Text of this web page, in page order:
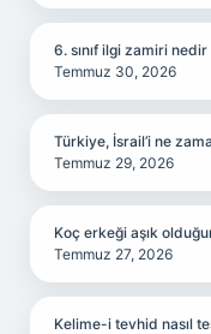
6. sınıf ilgi zamiri nedir
Temmuz 30, 2026
Türkiye, İsrail’i ne
Temmuz 29, 2026
Koç erkeği aşık
Temmuz 27, 2026
Kelime-i tevhid nasıl